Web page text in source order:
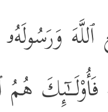
فَأُوْلَــٰۤىِٕكَ هُمُ